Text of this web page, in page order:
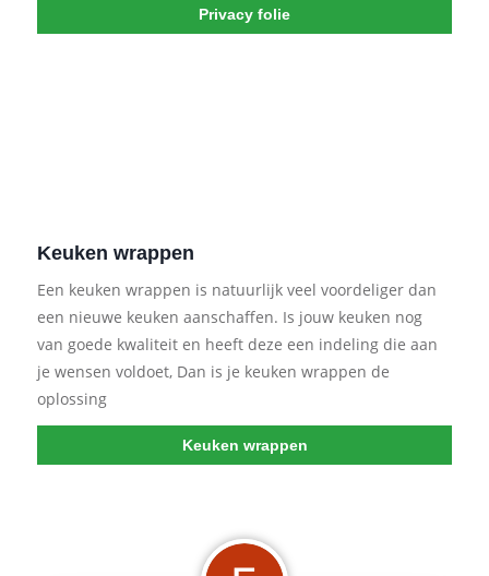
Privacy folie
Keuken wrappen
Een keuken wrappen is natuurlijk veel voordeliger dan
een nieuwe keuken aanschaffen. Is jouw keuken nog
van goede kwaliteit en heeft deze een indeling die aan
je wensen voldoet, Dan is je keuken wrappen de
oplossing
Keuken wrappen